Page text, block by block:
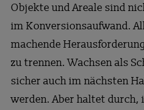
Objekte und Areale sind
im Konversionsaufwand.
machende
zu trennen. Wachsen als
sicher auch im nächsten
werden. Aber haltet